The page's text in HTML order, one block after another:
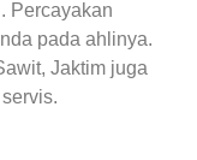
Percayakan
pada ahlinya.
Jaktim juga